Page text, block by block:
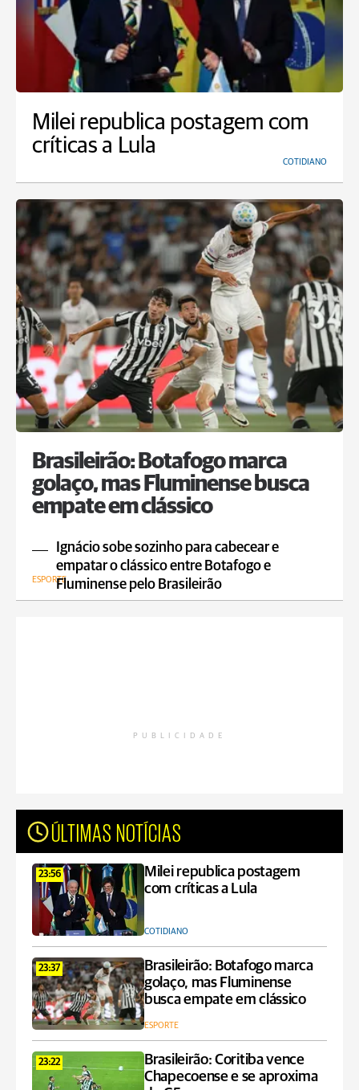
Milei republica postagem com
críticas a Lula
COTIDIANO
Brasileirão: Botafogo marca
golaço, mas Fluminense busca
empate em clássico
Ignácio sobe sozinho para cabecear e
empatar o clássico entre Botafogo e
Fluminense pelo Brasileirão
ESPORTE
PUBLICIDADE
ÚLTIMAS NOTÍCIAS
23:56
Milei republica postagem
com críticas a Lula
COTIDIANO
23:37
Brasileirão: Botafogo marca
golaço, mas Fluminense
busca empate em clássico
ESPORTE
23:22
Brasileirão: Coritiba vence
Chapecoense e se aproxima